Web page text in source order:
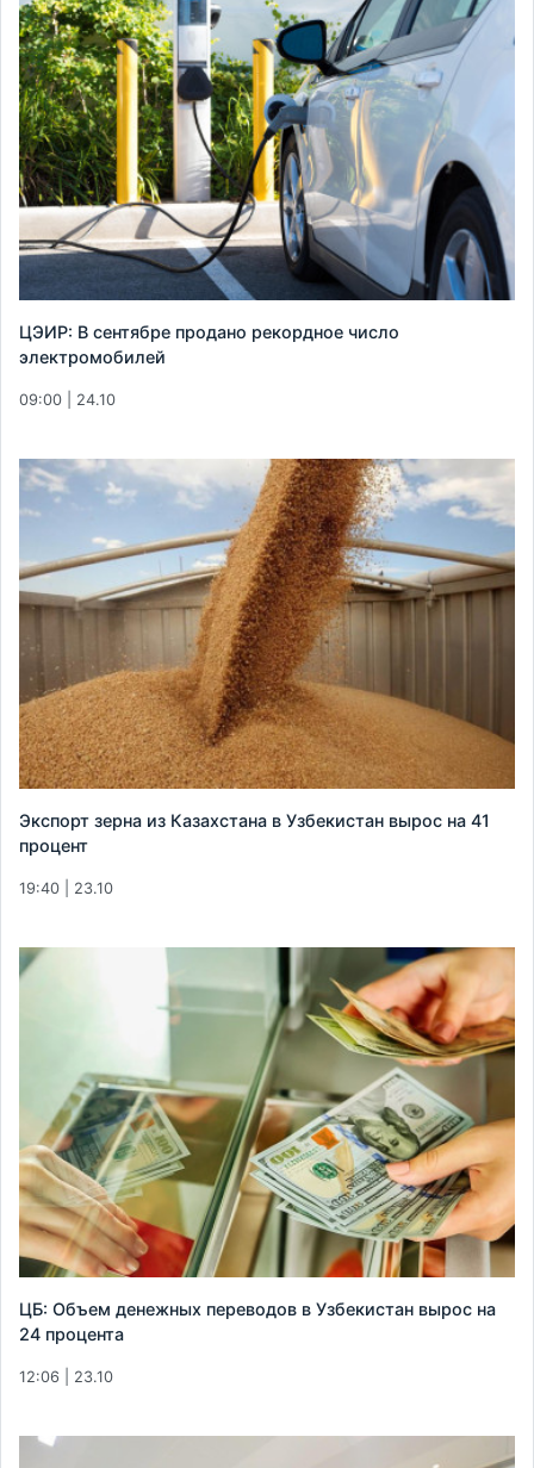
ЦЭИР: В сентябре продано рекордное число
электромобилей
09:00 | 24.10
Экспорт зерна из Казахстана в Узбекистан вырос на 41
процент
19:40 | 23.10
ЦБ: Объем денежных переводов в Узбекистан вырос на
24 процента
12:06 | 23.10